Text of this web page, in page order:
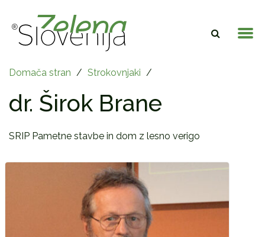
Domača stran / Strokovnjaki /
dr. Širok Brane
SRIP Pametne stavbe in dom z lesno verigo